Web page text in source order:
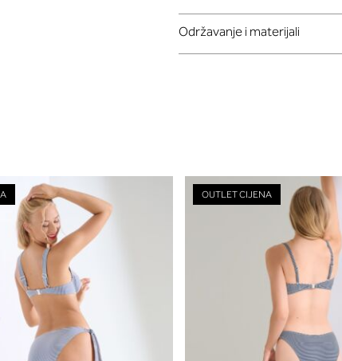
Održavanje i materijali
OUTLET CIJENA